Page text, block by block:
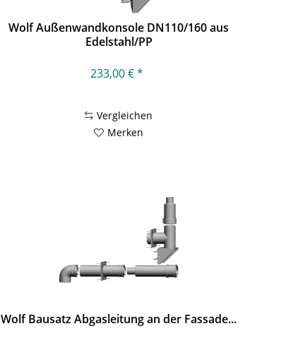
Wolf Außenwandkonsole DN110/160 aus
Edelstahl/PP
233,00 € *
Vergleichen
Merken
Wolf Bausatz Abgasleitung an der Fassade...